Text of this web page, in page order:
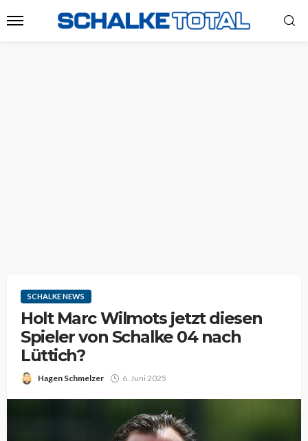
SCHALKE NEWS
Holt Marc Wilmots jetzt diesen
Spieler von Schalke 04 nach
Lüttich?
Hagen Schmelzer 6. Juni 2025